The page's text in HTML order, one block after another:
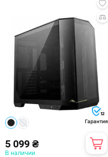
12
Гарантия
5 099 ₴
В наличии